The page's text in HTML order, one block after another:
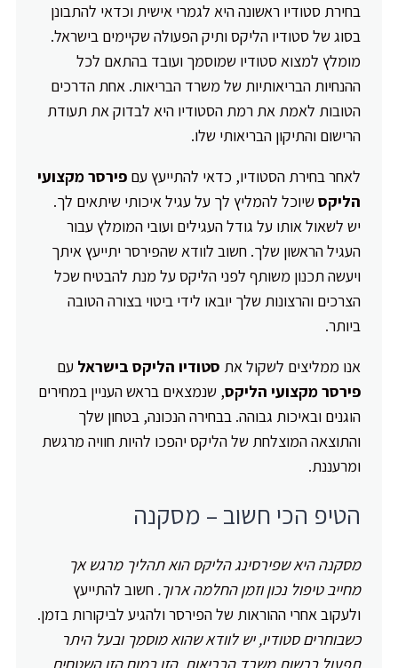
בחירת סטודיו ראשונה היא לגמרי אישית וכדאי להתבונן
בסוג של סטודיו הליקס ותיק הפעולה שקיימים בישראל.
מומלץ למצוא סטודיו שמוסמך ועובד בהתאם לכל
ההנחיות הבריאותיות של משרד הבריאות. אחת הדרכים
הטובות לאמת את רמת הסטודיו היא לבדוק את תעודת
הרישום והתיקון הבריאותי שלו.
לאחר בחירת הסטודיו, כדאי להתייעץ עם פירסר מקצועי
הליקסשיוכל להמליץ לך על עגיל איכותי שיתאים לך.
יש לשאול אותו על גודל העגילים ועובי המומלץ עבור
העגיל הראשון שלך. חשוב לוודא שהפירסר יתייעץ איתך
ויעשה תכנון משותף לפני הליקס על מנת להבטיח שכל
הצרכים והרצונות שלך יובאו לידי ביטוי בצורה הטובה
ביותר.
אנו ממליצים לשקול את סטודיו הליקס בישראל עם
פירסר מקצועי הליקס, שנמצאים בראש העניין במחירים
הוגנים ובאיכות גבוהה. בבחירה הנכונה, בטחון שלך
והתוצאה המוצלחת של הליקס יהפכו להיות חוויה מרגשת
ומרעננת.
הטיפ הכי חשוב – מסקנה
מסקנה היא שפירסינג הליקס הוא תהליך מרגש אך
מחייב טיפול נכון וזמן החלמה ארוך. חשוב להתייעץ
ולעקוב אחרי ההוראות של הפירסר ולהגיע לביקורות בזמן.
כשבוחרים סטודיו, יש לוודא שהוא מוסמך ובעל היתר